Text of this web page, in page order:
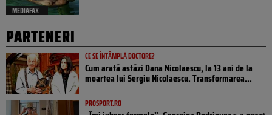
MEDIAFAX
PARTENERI
CE SE ÎNTÂMPLĂ DOCTORE?
Cum arată astăzi Dana Nicolaescu, la 13 ani de la
moartea lui Sergiu Nicolaescu. Transformarea...
PROSPORT.RO